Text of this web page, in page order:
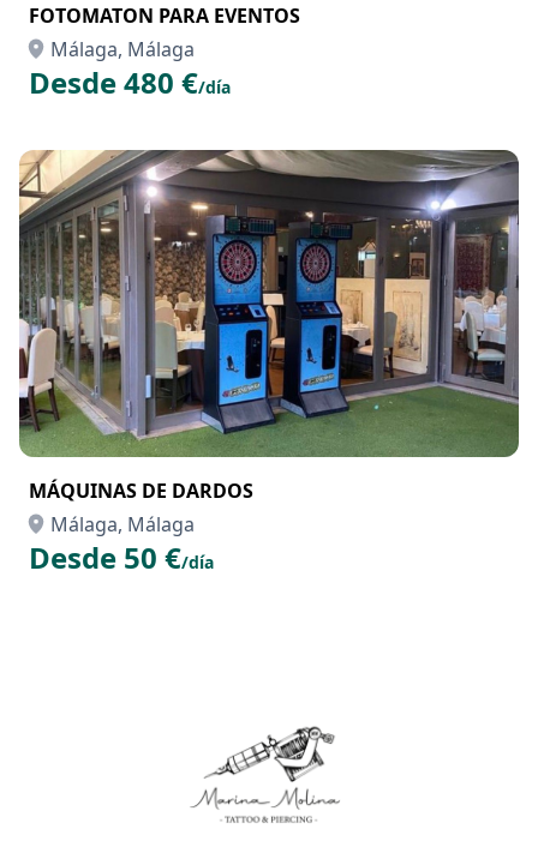
FOTOMATON PARA EVENTOS
Málaga, Málaga
Desde 480 €/día
MÁQUINAS DE DARDOS
Málaga, Málaga
Desde 50 €/día